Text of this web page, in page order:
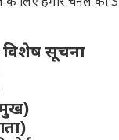
सूचना